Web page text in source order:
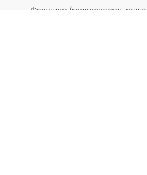
Франшиза (коммерческая